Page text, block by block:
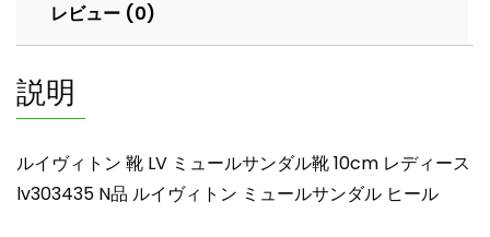
ン
ル
靴
レ
デ
レビュー (0)
説明
ルイヴィトン 靴 LV ミュールサンダル靴 10cm レディース
lv303435 N品 ルイヴィトン ミュールサンダル ヒール